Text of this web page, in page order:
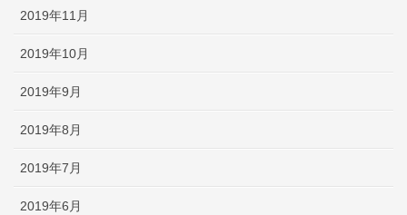
2019年11月
2019年10月
2019年9月
2019年8月
2019年7月
2019年6月